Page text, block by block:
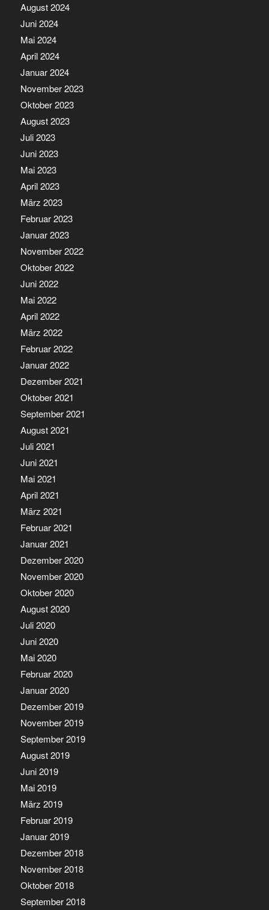
August 2024
Juni 2024
Mai 2024
April 2024
Januar 2024
November 2023
Oktober 2023
August 2023
Juli 2023
Juni 2023
Mai 2023
April 2023
März 2023
Februar 2023
Januar 2023
November 2022
Oktober 2022
Juni 2022
Mai 2022
April 2022
März 2022
Februar 2022
Januar 2022
Dezember 2021
Oktober 2021
September 2021
August 2021
Juli 2021
Juni 2021
Mai 2021
April 2021
März 2021
Februar 2021
Januar 2021
Dezember 2020
November 2020
Oktober 2020
August 2020
Juli 2020
Juni 2020
Mai 2020
Februar 2020
Januar 2020
Dezember 2019
November 2019
September 2019
August 2019
Juni 2019
Mai 2019
März 2019
Februar 2019
Januar 2019
Dezember 2018
November 2018
Oktober 2018
September 2018